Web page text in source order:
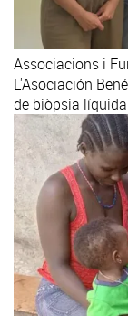
Associacions i
L'Asociación
de biòpsia